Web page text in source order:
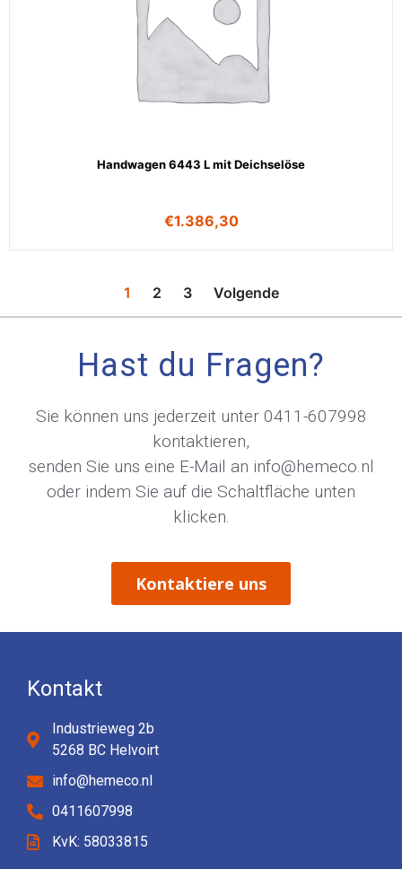
Handwagen 6443 L mit Deichselöse
€1.386,30
1 2 3 Volgende
Hast du Fragen?
Sie können uns jederzeit unter 0411-607998
kontaktieren,
senden Sie uns eine E-Mail an info@hemeco.nl
oder indem Sie auf die Schaltfläche unten
klicken.
Kontaktiere uns
Kontakt
Industrieweg 2b
5268 BC Helvoirt
info@hemeco.nl
0411607998
KvK: 58033815